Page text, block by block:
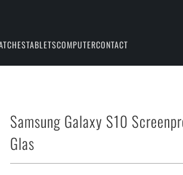
TABLETSCOMPUTERCONTACT
Samsung Galaxy S10
Glas